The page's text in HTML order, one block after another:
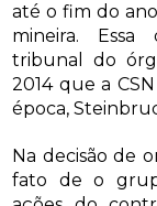
até o fim do
mineira.
tribunal do
2014 que a
época,
Na decisão de
fato de o